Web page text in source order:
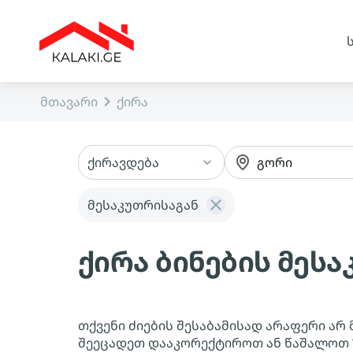
მთავარი ქირა
ქირავდება გორი
მესაკუთრისაგან
ქირა ბინების
თქვენი ძიების შესაბამისად არაფერი არ
შეეცადეთ დააკორექტიროთ ან